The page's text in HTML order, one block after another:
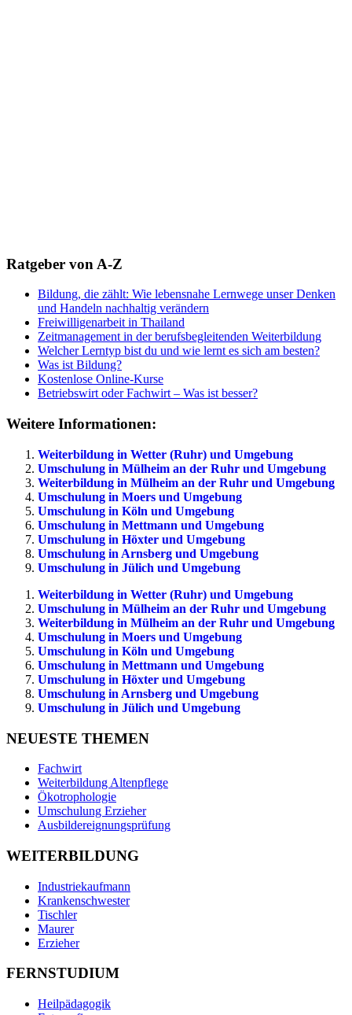
Ratgeber von A-Z
Bildung, die zählt: Wie lebensnahe Lernwege unser Denken
und Handeln nachhaltig verändern
Freiwilligenarbeit in Thailand
Zeitmanagement in der berufsbegleitenden Weiterbildung
Welcher Lerntyp bist du und wie lernt es sich am besten?
Was ist Bildung?
Kostenlose Online-Kurse
Betriebswirt oder Fachwirt – Was ist besser?
Weitere Informationen:
Weiterbildung in Wetter (Ruhr) und Umgebung
Umschulung in Mülheim an der Ruhr und Umgebung
Weiterbildung in Mülheim an der Ruhr und Umgebung
Umschulung in Moers und Umgebung
Umschulung in Köln und Umgebung
Umschulung in Mettmann und Umgebung
Umschulung in Höxter und Umgebung
Umschulung in Arnsberg und Umgebung
Umschulung in Jülich und Umgebung
Weiterbildung in Wetter (Ruhr) und Umgebung
Umschulung in Mülheim an der Ruhr und Umgebung
Weiterbildung in Mülheim an der Ruhr und Umgebung
Umschulung in Moers und Umgebung
Umschulung in Köln und Umgebung
Umschulung in Mettmann und Umgebung
Umschulung in Höxter und Umgebung
Umschulung in Arnsberg und Umgebung
Umschulung in Jülich und Umgebung
NEUESTE THEMEN
Fachwirt
Weiterbildung Altenpflege
Ökotrophologie
Umschulung Erzieher
Ausbildereignungsprüfung
WEITERBILDUNG
Industriekaufmann
Krankenschwester
Tischler
Maurer
Erzieher
FERNSTUDIUM
Heilpädagogik